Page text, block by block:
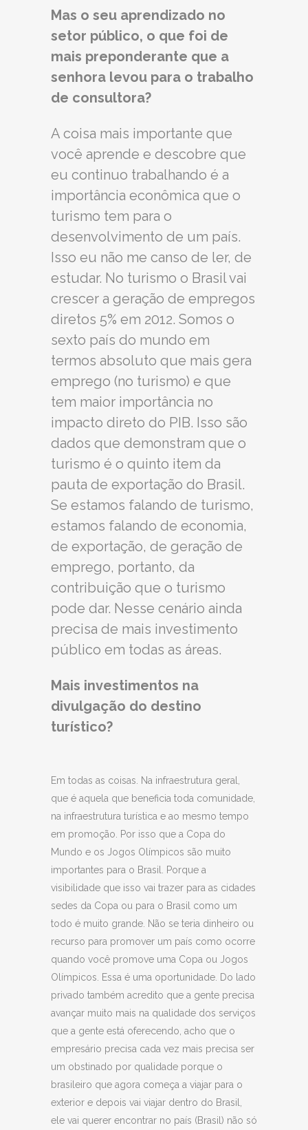
Mas o seu aprendizado no
setor público, o que foi de
mais preponderante que a
senhora levou para o trabalho
de consultora?
A coisa mais importante que
você aprende e descobre que
eu continuo trabalhando é a
importância econômica que o
turismo tem para o
desenvolvimento de um país.
Isso eu não me canso de ler, de
estudar. No turismo o Brasil vai
crescer a geração de empregos
diretos 5% em 2012. Somos o
sexto país do mundo em
termos absoluto que mais gera
emprego (no turismo) e que
tem maior importância no
impacto direto do PIB. Isso são
dados que demonstram que o
turismo é o quinto item da
pauta de exportação do Brasil.
Se estamos falando de turismo,
estamos falando de economia,
de exportação, de geração de
emprego, portanto, da
contribuição que o turismo
pode dar. Nesse cenário ainda
precisa de mais investimento
público em todas as áreas.
Mais investimentos na
divulgação do destino
turístico?
Em todas as coisas. Na infraestrutura geral,
que é aquela que beneficia toda comunidade,
na infraestrutura turística e ao mesmo tempo
em promoção. Por isso que a Copa do
Mundo e os Jogos Olímpicos são muito
importantes para o Brasil. Porque a
visibilidade que isso vai trazer para as cidades
sedes da Copa ou para o Brasil como um
todo é muito grande. Não se teria dinheiro ou
recurso para promover um país como ocorre
quando você promove uma Copa ou Jogos
Olímpicos. Essa é uma oportunidade. Do lado
privado também acredito que a gente precisa
avançar muito mais na qualidade dos serviços
que a gente está oferecendo, acho que o
empresário precisa cada vez mais precisa ser
um obstinado por qualidade porque o
brasileiro que agora começa a viajar para o
exterior e depois vai viajar dentro do Brasil,
ele vai querer encontrar no país (Brasil) não só